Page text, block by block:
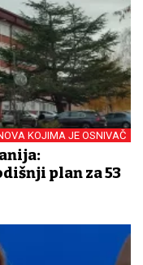
KOJIMA JE OSNIVAČ
plan za 53